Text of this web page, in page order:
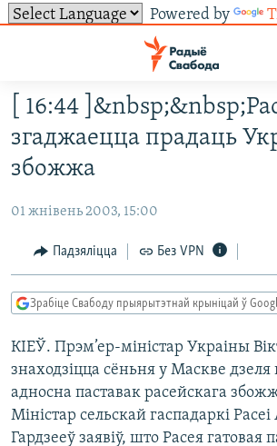
Powered by
ўнівэрсальнага
доступу
да
галоўнага
Перайсьці
галоўнай
Перайсьці
пошуку
НАВІНЫ
ЛЮДЗІ
ПАЛІТЫКА
ВАЙНА
БЕЛАРУСЫ НА ВАЙНЕ
КУЛЬТУРА
ТОЛЬКІ НА СВАБОДЗЕ
БЛОГІ
ГІСТОРЫЯ НА СВАБОДЗЕ
КНІГІ
АЎДЫЁКНІГІ
МОВА
АБЫСЬЦІ БЛЯКАВАНЬНЕ
ПАДЗЯЛІЦЦА ІНФАРМАЦЫЯЙ
ПАДПІСАЦЦА
RSS
FACEBOOK
TWITTER
Усе сайты РС/РСЭ
[ 16:44
згаджаецца прадаць
збожжа
01 жнівень 2003, 15:00
Падзяліцца Без VPN
Зрабіце Свабоду прыярытэтнай крыніцай ў
КІЕЎ. Прэм’ер-міністар Украіны
знаходзіцца сёньня у Маскве
адносна паставак расейскага
Міністар сельскай гаспадаркі
Гардзееў заявіў, што Расея гатовая